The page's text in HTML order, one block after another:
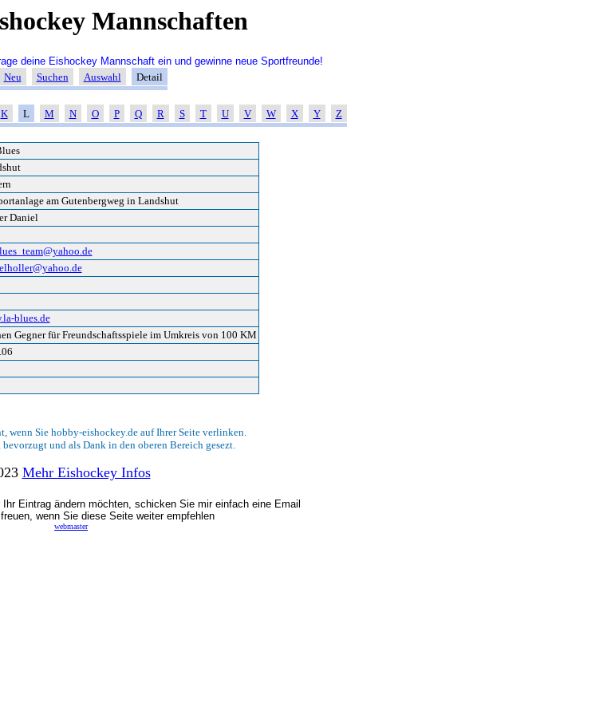
Mannschaften
deine Eishockey Mannschaft ein und gewinne neue Sportfreunde!
Neu Suchen Auswahl Detail
K L M N O P Q R S T U V W X Y Z
am Gutenbergweg in Landshut
Daniel
blues.de
Gegner für Freundschaftsspiele im Umkreis von 100 KM
wenn Sie hobby-eishockey.de auf Ihrer Seite verlinken.
und als Dank in den oberen Bereich gesezt.
Mehr Eishockey Infos
Eintrag ändern möchten, schicken Sie mir einfach eine Email
wenn Sie diese Seite weiter empfehlen
webmaster